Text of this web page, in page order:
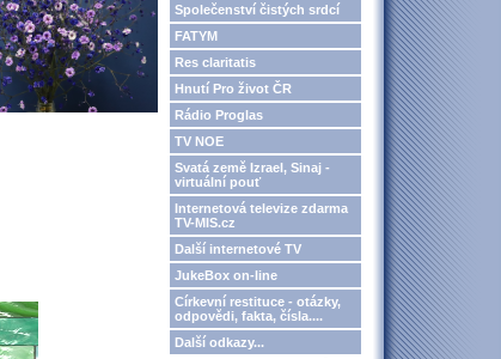
Společenství čistých srdcí
FATYM
Res claritatis
Hnutí Pro život ČR
Rádio Proglas
TV NOE
Svatá země Izrael, Sinaj -
virtuální pouť
Internetová televize zdarma
TV-MIS.cz
Další internetové TV
JukeBox on-line
Církevní restituce - otázky,
odpovědi, fakta, čísla....
Další odkazy...